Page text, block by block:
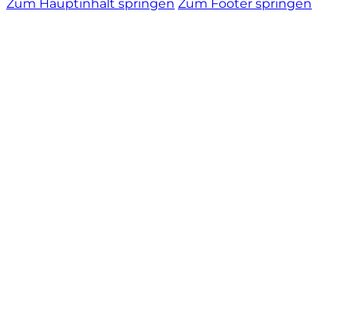
Zum Hauptinhalt springen Zum Footer springen